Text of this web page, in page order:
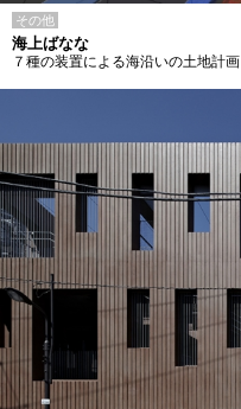
その他
海上ばなな
７種の装置による海沿いの土地計画